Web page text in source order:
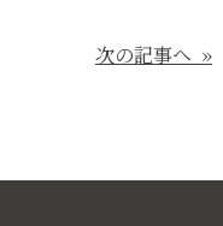
次の記事へ »